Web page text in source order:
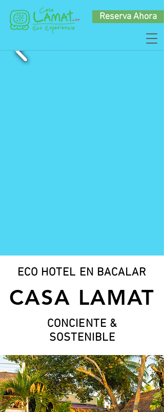
Reserva Ahora
ECO HOTEL EN BACALAR
CASA LAMAT
CONCIENTE &
SOSTENIBLE